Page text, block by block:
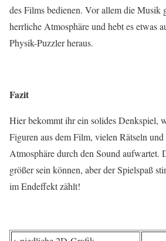
des Films bedienen. Vor allem die Musik
herrliche Atmosphäre und hebt es etwas
Physik-Puzzler heraus.
Fazit
Hier bekommt ihr ein solides Denkspiel,
Figuren aus dem Film, vielen Rätseln
Atmosphäre durch den Sound aufwartet.
größer sein können, aber der Spielspaß
im Endeffekt zählt!